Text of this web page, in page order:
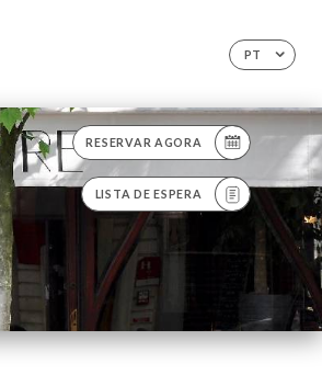
PT
RESERVAR AGORA
LISTA DE ESPERA